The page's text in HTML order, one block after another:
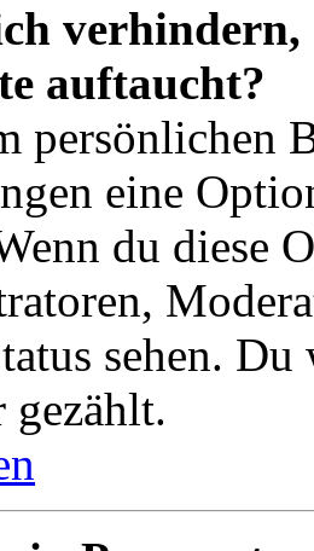
verhindern,
auftaucht?
persönlichen
eine
du diese
sehen.
gezählt.